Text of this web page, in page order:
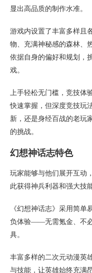
显出高品质的制作水准。
游戏内设置了丰富多样且
物、充满神秘感的森林、
依据自身的偏好和规划，
戏。
上手轻松无门槛，竞技
快速掌握，但深度竞技玩
新，还是身经百战的老玩
的挑战。
幻想神话志特色
玩家能够与他们展开互动
此获得神兵利器和强大技能
《幻想神话志》采用简
负体验——无需氪金、不
具。
丰富多样的二次元动漫英
与技能，让英雄始终充满